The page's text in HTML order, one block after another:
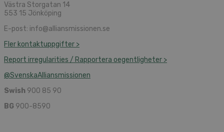
Västra Storgatan 14
553 15 Jönköping
E-post: info@alliansmissionen.se
Fler kontaktuppgifter >
Report irregularities / Rapportera oegentligheter >
@SvenskaAlliansmissionen
Swish 900 85 90
BG 900-8590